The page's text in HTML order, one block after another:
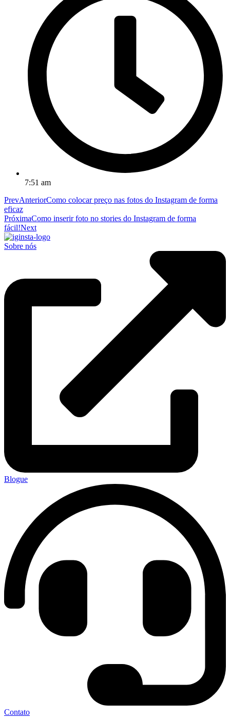
7:51 am
PrevAnteriorComo colocar preço nas fotos do Instagram de forma
eficaz
PróximaComo inserir foto no stories do Instagram de forma
fácil!Next
Sobre nós
Blogue
Contato